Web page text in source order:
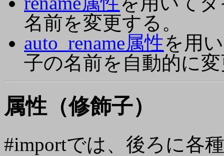
名前を変更する。
auto_rename属性を用
子の名前を自動的に
属性（修飾子）
#importでは、後ろに各